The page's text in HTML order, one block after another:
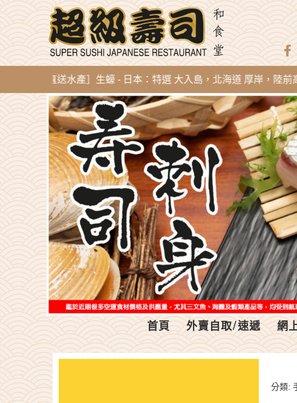
開直送水產］生蠔 - 日本：特選 大入島，北海道 厚岸，陸前高田
首頁 外賣自取/速遞 網
分類: